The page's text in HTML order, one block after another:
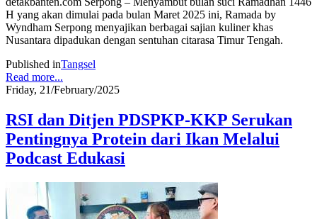
H yang akan dimulai pada bulan Maret 2025 ini, Ramada by
Wyndham Serpong menyajikan berbagai sajian kuliner khas
Nusantara dipadukan dengan sentuhan citarasa Timur Tengah.
Published inTangsel
Read more...
Friday, 21/February/2025
RSI dan Ditjen PDSPKP-KKP Serukan
Pentingnya Protein dari Ikan Melalui
Podcast Edukasi